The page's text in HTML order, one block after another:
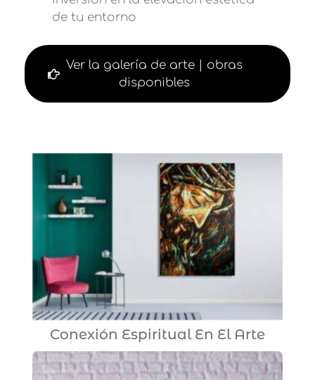
de tu entorno
Ver la galería de arte | obras
disponibles
Conexión Espiritual En El Arte